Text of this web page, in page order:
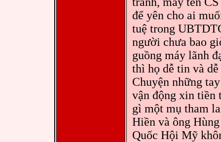
để yên cho ai
tuệ trong
người chưa bao
guồng máy lãnh
thì họ dễ tin và
Chuyện những
vận động xin tiền
gì một mụ tham
Hiền và ông
Quốc Hội Mỹ